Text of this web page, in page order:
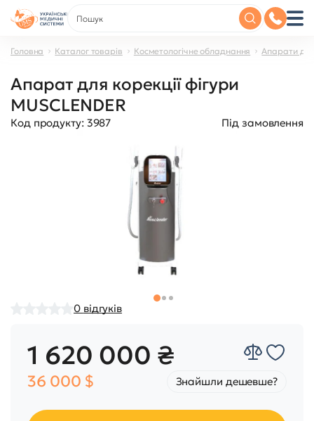
Головна Каталог товарів Косметологічне обладнання Апарати для
Апарат для корекції фігури
MUSCLENDER
Код продукту: 3987 Під замовлення
0 відгуків
1 620 000 ₴
36 000 $ Знайшли дешевше?